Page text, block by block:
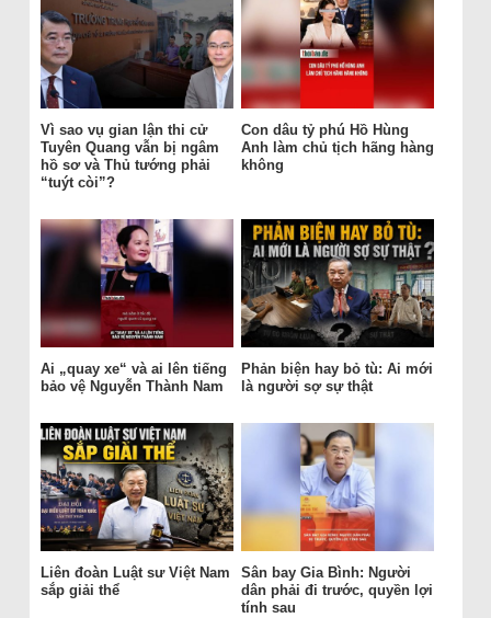
Vì sao vụ gian lận thi cử
Tuyên Quang vẫn bị ngâm
hồ sơ và Thủ tướng phải
“tuýt còi”?
Con dâu tỷ phú Hồ Hùng
Anh làm chủ tịch hãng hàng
không
Ai „quay xe“ và ai lên tiếng
bảo vệ Nguyễn Thành Nam
Phản biện hay bỏ tù: Ai mới
là người sợ sự thật
Liên đoàn Luật sư Việt Nam
sắp giải thể
Sân bay Gia Bình: Người
dân phải đi trước, quyền lợi
tính sau